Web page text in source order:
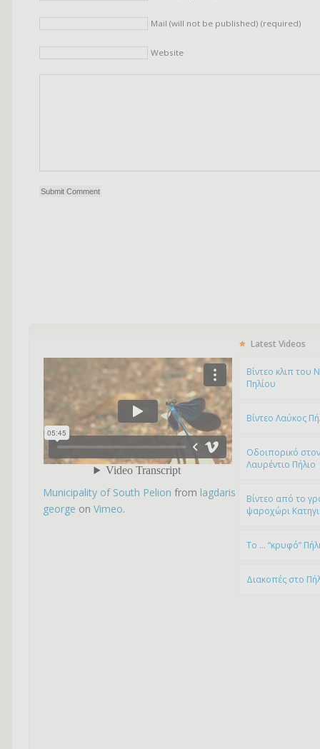
Mail (will not be published) (required)
Website
Municipality of South Pelion from lagdaris
george on Vimeo.
Latest Videos
Bίντεο κλιπ του
Πηλίου
Βίντεο Λαύκος
Οδοιπορικό
Λαυρέντιο Πήλιο
Βίντεο από το
ψαροχώρι
To … “κρυφό”
Διακοπές στο